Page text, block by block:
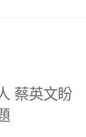
蔡英文盼